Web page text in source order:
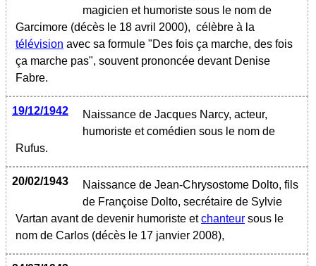
magicien et humoriste sous le nom de
Garcimore (décès le 18 avril 2000), célèbre à la
télévision avec sa formule "Des fois ça marche, des fois
ça marche pas", souvent prononcée devant Denise
Fabre.
19/12/1942
Naissance de Jacques Narcy, acteur,
humoriste et comédien sous le nom de
Rufus.
20/02/1943
Naissance de Jean-Chrysostome Dolto, fils
de Françoise Dolto, secrétaire de Sylvie
Vartan avant de devenir humoriste etchanteur sous le
nom de Carlos (décès le 17 janvier 2008),